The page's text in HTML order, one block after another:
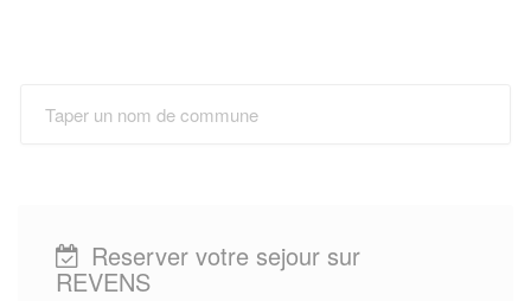
Reserver votre sejour sur
REVENS